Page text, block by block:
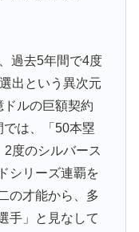
過去5年間で4度
出という異次元
ルの巨額契約
は、「50本塁
度のシルバース
シリーズ連覇を
の才能から、多
手」と見なして